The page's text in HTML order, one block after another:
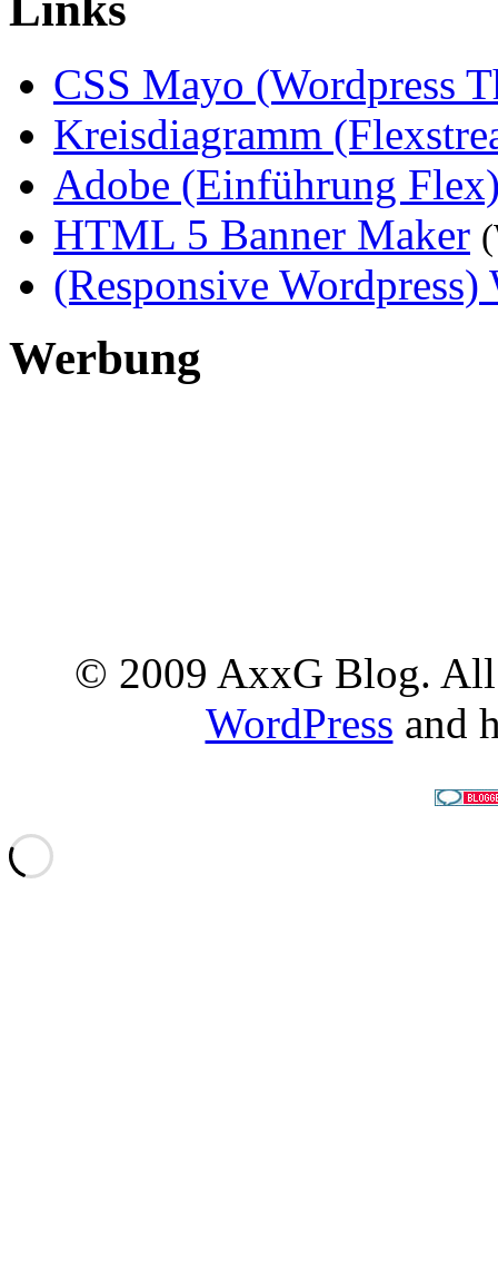
CSS Mayo (Wordpress
Kreisdiagramm
Adobe (Einführung
HTML 5 Banner Maker
(Responsive Wordpress)
Werbung
© 2009 AxxG Blog. All
WordPress and